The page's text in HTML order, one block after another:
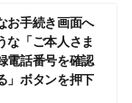
お手続き画面へ
な「ご本人さま
電話番号を確認
」ボタンを押下